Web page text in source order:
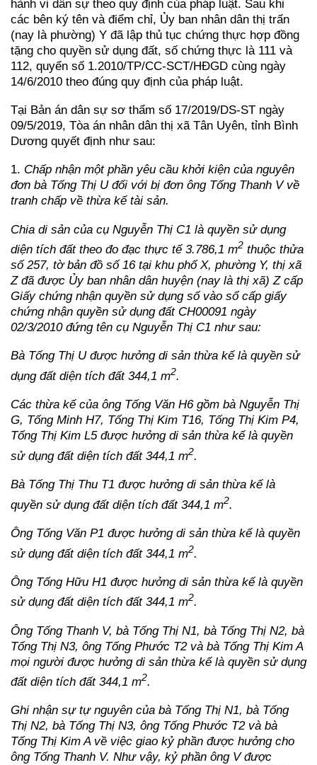
hành vi dân sự theo quy định của pháp luật. Sau khi
các bên ký tên và điểm chỉ, Ủy ban nhân dân thị trấn
(nay là phường) Y đã lập thủ tục chứng thực hợp đồng
tặng cho quyền sử dụng đất, số chứng thực là 111 và
112, quyển số 1.2010/TP/CC-SCT/HĐGD cùng ngày
14/6/2010 theo đúng quy định của pháp luật.
Tại Bản án dân sự sơ thẩm số 17/2019/DS-ST ngày
09/5/2019, Tòa án nhân dân thị xã Tân Uyên, tỉnh Bình
Dương quyết định như sau:
1. Chấp nhận một phần yêu cầu khởi kiện của nguyên
đơn bà Tống Thị U đối với bị đơn ông Tống Thanh V về
tranh chấp về thừa kế tài sản.
Chia di sản của cụ Nguyễn Thị C1 là quyền sử dụng
diện tích đất theo đo đạc thực tế 3.786,1 m2 thuộc thửa
số 257, tờ bản đồ số 16 tại khu phố X, phường Y, thị xã
Z đã được Ủy ban nhân dân huyện (nay là thị xã) Z cấp
Giấy chứng nhận quyền sử dụng số vào sổ cấp giấy
chứng nhận quyền sử dụng đất CH00091 ngày
02/3/2010 đứng tên cụ Nguyễn Thị C1 như sau:
Bà Tống Thị U được hưởng di sản thừa kế là quyền sử
dụng đất diện tích đất 344,1 m2.
Các thừa kế của ông Tống Văn H6 gồm bà Nguyễn Thị
G, Tống Minh H7, Tống Thị Kim T16, Tống Thị Kim P4,
Tống Thị Kim L5 được hưởng di sản thừa kế là quyền
sử dụng đất diện tích đất 344,1 m2.
Bà Tống Thị Thu T1 được hưởng di sản thừa kế là
quyền sử dụng đất diện tích đất 344,1 m2.
Ông Tống Văn P1 được hưởng di sản thừa kế là quyền
sử dụng đất diện tích đất 344,1 m2.
Ông Tống Hữu H1 được hưởng di sản thừa kế là quyền
sử dụng đất diện tích đất 344,1 m2.
Ông Tống Thanh V, bà Tống Thị N1, bà Tống Thị N2, bà
Tống Thị N3, ông Tống Phước T2 và bà Tống Thị Kim A
mọi người được hưởng di sản thừa kế là quyền sử dụng
đất diện tích đất 344,1 m2.
Ghi nhận sự tự nguyên của bà Tống Thị N1, bà Tống
Thị N2, bà Tống Thị N3, ông Tống Phước T2 và bà
Tống Thị Kim A về việc giao kỷ phần được hưởng cho
ông Tống Thanh V. Như vậy, kỷ phần ông V được